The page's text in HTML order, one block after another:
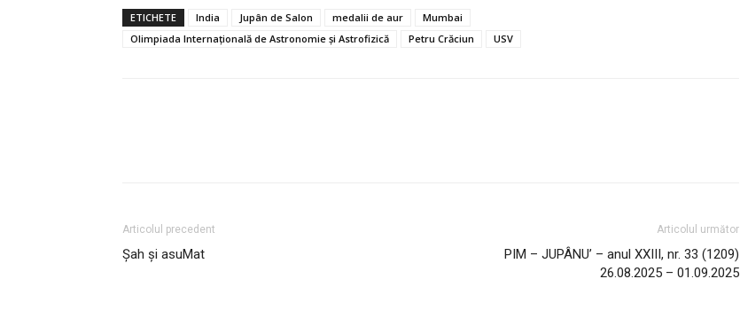
ETICHETE India Jupân de Salon medalii de aur
Mumbai
Olimpiada Internațională de Astronomie și Astrofizică
Petru Crăciun USV
Articolul precedent
Șah și asuMat
Articolul următor
PIM – JUPÂNU’ – anul XXIII, nr. 33 (1209)
26.08.2025 – 01.09.2025